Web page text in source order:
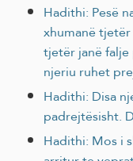
Hadithi: Pesë
xhumanë tjetër
tjetër janë
njeriu ruhet
Hadithi: Disa
padrejtësisht.
Hadithi: Mos i